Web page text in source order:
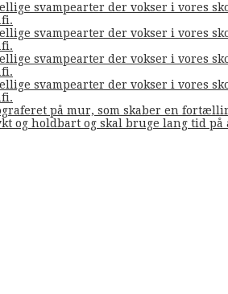
svampearter der vokser i vores
svampearter der vokser i vores
svampearter der vokser i vores
svampearter der vokser i vores
på mur, som skaber en
holdbart og skal bruge lang tid